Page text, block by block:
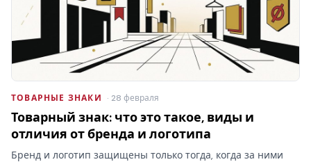
ТОВАРНЫЕ ЗНАКИ · 28 февраля
Товарный знак: что это такое, виды и
отличия от бренда и логотипа
Бренд и логотип защищены только тогда, когда за ними